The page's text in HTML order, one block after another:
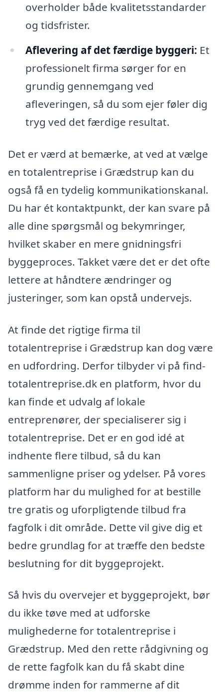
overholder både kvalitetsstandarder
og tidsfrister.
Aflevering af det færdige byggeri: Et
professionelt firma sørger for en
grundig gennemgang ved
afleveringen, så du som ejer føler dig
tryg ved det færdige resultat.
Det er værd at bemærke, at ved at vælge
en totalentreprise i Grædstrup kan du
også få en tydelig kommunikationskanal.
Du har ét kontaktpunkt, der kan svare på
alle dine spørgsmål og bekymringer,
hvilket skaber en mere gnidningsfri
byggeproces. Takket være det er det ofte
lettere at håndtere ændringer og
justeringer, som kan opstå undervejs.
At finde det rigtige firma til
totalentreprise i Grædstrup kan dog være
en udfordring. Derfor tilbyder vi på find-
totalentreprise.dk en platform, hvor du
kan finde et udvalg af lokale
entreprenører, der specialiserer sig i
totalentreprise. Det er en god idé at
indhente flere tilbud, så du kan
sammenligne priser og ydelser. På vores
platform har du mulighed for at bestille
tre gratis og uforpligtende tilbud fra
fagfolk i dit område. Dette vil give dig et
bedre grundlag for at træffe den bedste
beslutning for dit byggeprojekt.
Så hvis du overvejer et byggeprojekt, bør
du ikke tøve med at udforske
mulighederne for totalentreprise i
Grædstrup. Med den rette rådgivning og
de rette fagfolk kan du få skabt dine
drømme inden for rammerne af dit